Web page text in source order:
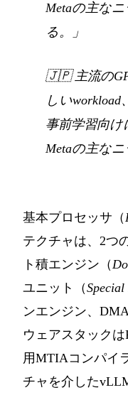
Metaの主なニ
る。」
🇯🇵主流の
しいworkload
事前学習向け
Metaの主なニ
基本プロセッサ（
テクチャは、2つ
ト積エンジン（
ユニット（
ンエンジン、
ウェアスタック
用MTIAコンパイ
チャを介した